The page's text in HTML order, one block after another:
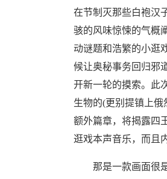
在节制灭那些白袍汉
骇的风味惊悚的气概
动谜题和浩繁的小逛
候让奥秘事务回归邪
开新一轮的摸索。此
生物的(更别提镇上
额外篇章，将揭露四
逛戏本声音乐，而且
那是一款画面很是